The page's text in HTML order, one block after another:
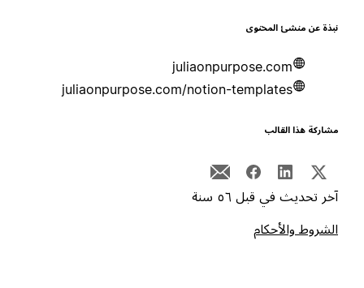
عن منشئ المحتوى
juliaonpurpose.com
juliaonpurpose.com/notion-templates
هذا القالب
تحديث في قبل ٥٦ سنة
والأحكام